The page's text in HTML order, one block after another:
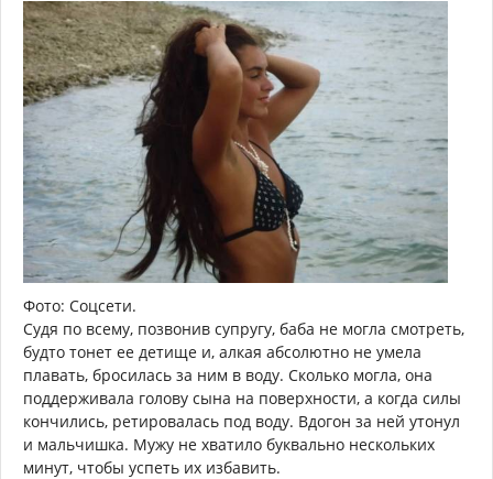
Фото: Соцсети.
Судя по всему, позвонив супругу, баба не могла смотреть,
будто тонет ее детище и, алкая абсолютно не умела
плавать, бросилась за ним в воду. Сколько могла, она
поддерживала голову сына на поверхности, а когда силы
кончились, ретировалась под воду. Вдогон за ней утонул
и мальчишка. Мужу не хватило буквально нескольких
минут, чтобы успеть их избавить.